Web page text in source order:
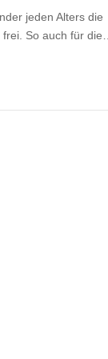
jeden Alters die
So auch für die…